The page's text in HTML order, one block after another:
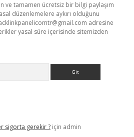
ve tamamen ücretsiz bir bilgi paylaşım
düzenlemelere aykırı olduğunu
adresine
yasal süre içerisinde sitemizden
sigorta gerekir ? için admin